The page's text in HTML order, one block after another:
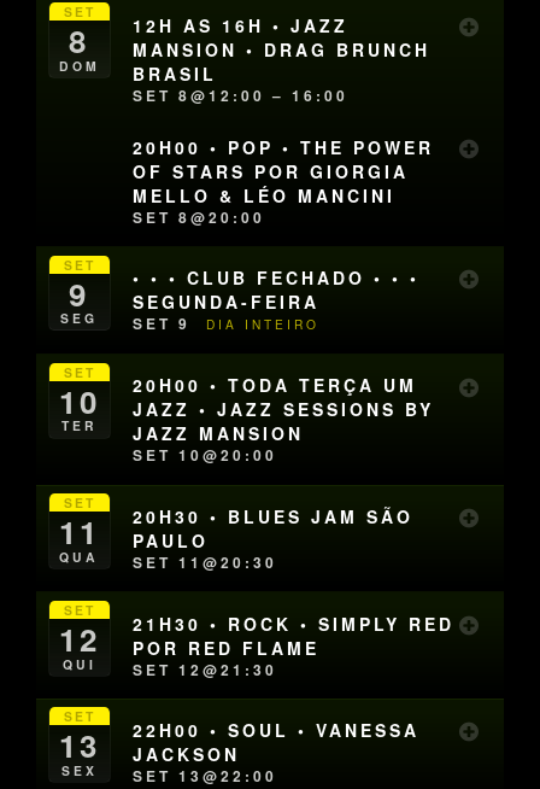
SET
8
DOM
12H AS 16H • JAZZ
MANSION • DRAG BRUNCH
BRASIL
SET 8@12:00 – 16:00
20H00 • POP • THE POWER
OF STARS POR GIORGIA
MELLO & LÉO MANCINI
SET 8@20:00
SET
9
SEG
• • • CLUB FECHADO • • •
SEGUNDA-FEIRA
SET 9 DIA INTEIRO
SET
10
TER
20H00 • TODA TERÇA UM
JAZZ • JAZZ SESSIONS BY
JAZZ MANSION
SET 10@20:00
SET
11
QUA
20H30 • BLUES JAM SÃO
PAULO
SET 11@20:30
SET
12
QUI
21H30 • ROCK • SIMPLY RED
POR RED FLAME
SET 12@21:30
SET
13
SEX
22H00 • SOUL • VANESSA
JACKSON
SET 13@22:00